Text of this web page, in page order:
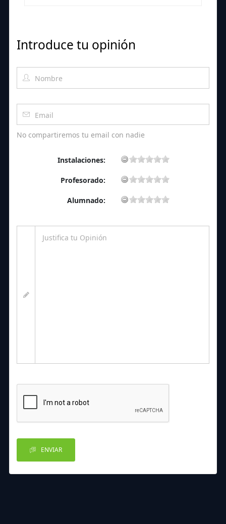
Introduce tu opinión
No compartiremos tu email con nadie
Instalaciones:
Profesorado:
Alumnado:
ENVIAR